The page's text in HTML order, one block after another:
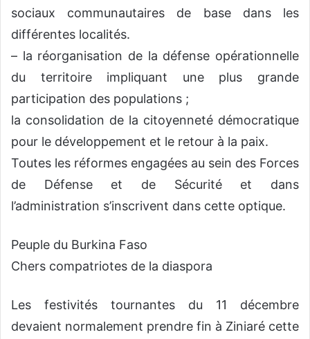
sociaux communautaires de base dans les
différentes localités.
– la réorganisation de la défense opérationnelle
du territoire impliquant une plus grande
participation des populations ;
la consolidation de la citoyenneté démocratique
pour le développement et le retour à la paix.
Toutes les réformes engagées au sein des Forces
de Défense et de Sécurité et dans
l’administration s’inscrivent dans cette optique.
Peuple du Burkina Faso
Chers compatriotes de la diaspora
Les festivités tournantes du 11 décembre
devaient normalement prendre fin à Ziniaré cette